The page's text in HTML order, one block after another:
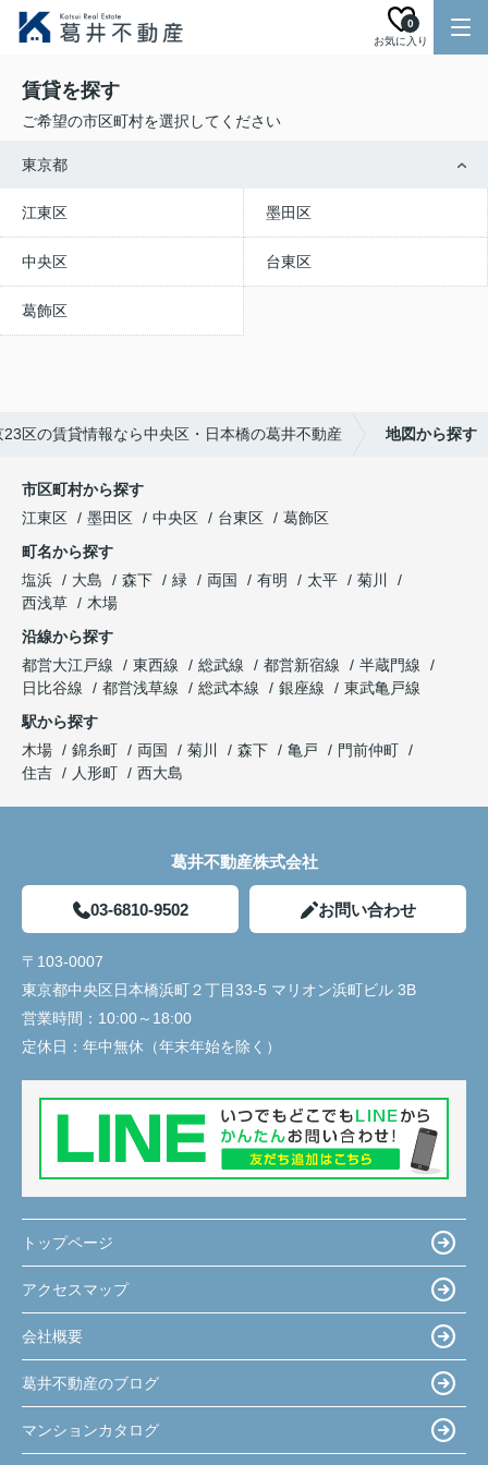
お気に入り
0
賃貸を探す
ご希望の市区町村を選択してください
東京都
江東区 墨田区
中央区 台東区
葛飾区
23区の賃貸情報なら中央区・日本橋の葛井不動産 地図から探す
市区町村から探す
江東区
墨田区 中央区 台東区
葛飾区
町名から探す
塩浜
大島 森下 緑 両国 有明 太平
菊川
西浅草
木場
沿線から探す
都営大江戸線
東西線 総武線 都営新宿線
半蔵門線
日比谷線
都営浅草線 総武本線 銀座線
東武亀戸線
駅から探す
木場
錦糸町 両国 菊川 森下 亀戸
門前仲町
住吉
人形町 西大島
葛井不動産株式会社
03-6810-9502 お問い合わせ
〒103-0007
東京都中央区日本橋浜町２丁目33-5 マリオン浜町ビル 3B
営業時間： 10:00～18:00
定休日： 年中無休（年末年始を除く）
トップページ
アクセスマップ
会社概要
葛井不動産のブログ
マンションカタログ